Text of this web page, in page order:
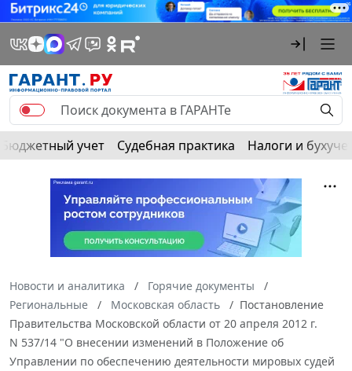
Бюджетный учет Судебная практика Налоги и
Новости и аналитика
Горячие документы
Региональные
Московская область
Постановление
Правительства Московской области от 20 апреля 2012 г.
N 537/14 "О внесении изменений в Положение об
Управлении по обеспечению деятельности мировых судей